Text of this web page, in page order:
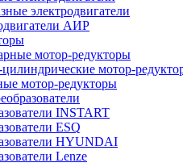
электродвигатели
АИР
мотор-редукторы
мотор-
мотор-редукторы
INSTART
ESQ
HYUNDAI
Lenze